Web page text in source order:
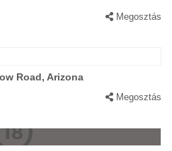
Megosztás
Road, Arizona
Megosztás